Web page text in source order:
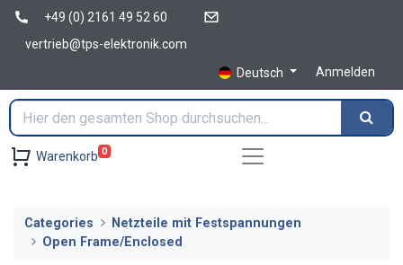
+49 (0) 2161 49 52 60
vertrieb@tps-elektronik.com
Deutsch
Anmelden
Warenkorb 0
Categories
Netzteile mit Festspannungen
Open Frame/Enclosed